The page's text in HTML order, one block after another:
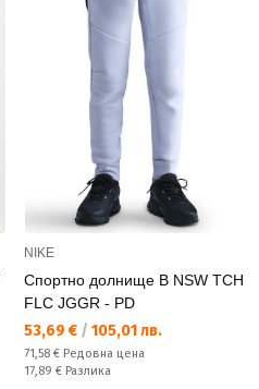
NIKE
Спортно долнище B NSW TCH
FLC JGGR - PD
Текуща цена:
53,69 € / 105,01 лв.
Редовна цена:
71,58 € Редовна цена
Спестявате:
17,89 € Разлика